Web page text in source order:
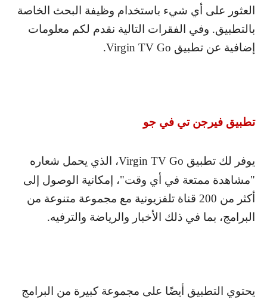
العثور على أي شيء باستخدام وظيفة البحث الخاصة
بالتطبيق. وفي الفقرات التالية نقدم لكم معلومات
إضافية عن تطبيق Virgin TV Go
.
تطبيق فيرجن تي في جو
يوفر لك تطبيق Virgin TV Go، الذي يحمل شعاره
"مشاهدة ممتعة في أي وقت"، إمكانية الوصول إلى
أكثر من 200 قناة تلفزيونية مع مجموعة متنوعة من
البرامج، بما في ذلك الأخبار والرياضة والترفيه.
يحتوي التطبيق أيضًا على مجموعة كبيرة من البرامج